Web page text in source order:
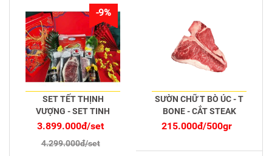
SET TẾT THỊNH
VƯỢNG - SET TINH
HOA THỊNH VƯỢNG
3.899.000đ/set
4.299.000đ/set
-9%
SƯỜN CHỮ T BÒ ÚC - T
BONE - CẮT STEAK
215.000đ/500gr